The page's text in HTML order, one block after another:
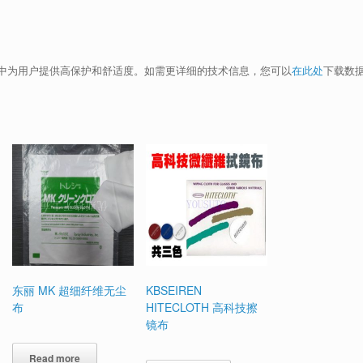
用户提供高保护和舒适度。如需更详细的技术信息，您可以在此处下载数
东丽 MK 超细纤维无尘
布
Read more
KBSEIREN
HITECLOTH 高科技擦
镜布